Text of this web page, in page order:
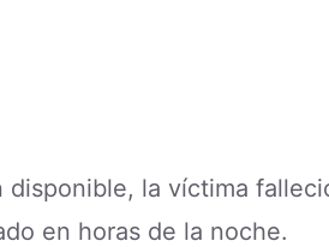
la víctima
en horas de la noche.